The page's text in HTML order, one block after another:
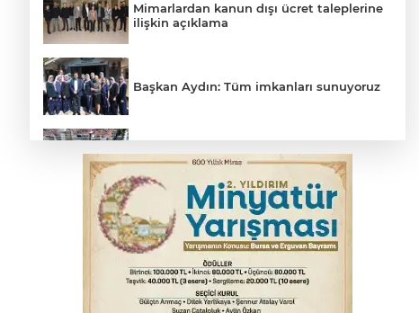
Mimarlardan kanun dışı ücret taleplerine
ilişkin açıklama
Başkan Aydın: Tüm imkanları sunuyoruz
Başkan Dalgıç: Denizler halkındır
Bursa'da akıma kapılan mühendis ağır
yaralandı
Bursa'da kontrolden çıkan araç orta
refüje çıktı